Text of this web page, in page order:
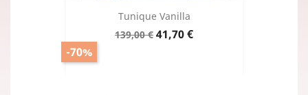
Tunique Vanilla
Prix
139,00 €
-70%
Prix
41,70 €